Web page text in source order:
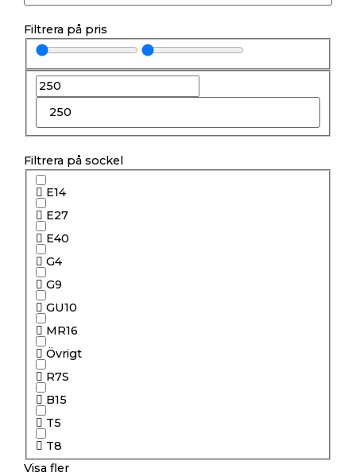
Filtrera på pris
Filtrera på sockel
E14
E27
E40
G4
G9
GU10
MR16
Övrigt
R7S
B15
T5
T8
Visa fler